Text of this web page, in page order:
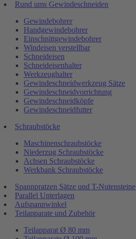
Rund ums Gewindeschneiden
Gewindebohrer
Handgewindebohrer
Einschnittgewindebohrer
Windeisen verstellbar
Schneideisen
Schneideisenhalter
Werkzeughalter
Gewindeschneidwerkzeug Sätze
Gewindeschneidvorrichtung
Gewindeschneidköpfe
Gewindeschneidfutter
Schraubstöcke
Maschinenschraubstöcke
Niederzug Schraubstöcke
Achsen Schraubstöcke
Werkbank Schraubstöcke
Spannpratzen Sätze und T-Nutensteine
Parallel Unterlagen
Aufspannwinkel
Teilapparate und Zubehör
Teilapparat Ø 80 mm